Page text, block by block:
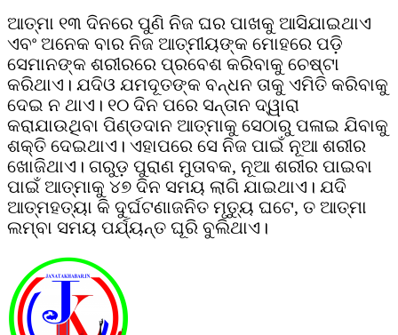
ଆତ୍ମା ୧୩ ଦିନରେ ପୁଣି ନିଜ ଘର ପାଖକୁ ଆସିଯାଇଥାଏ
ଏବଂ ଅନେକ ବାର ନିଜ ଆତ୍ମୀୟଙ୍କ ମୋହରେ ପଡ଼ି
ସେମାନଙ୍କ ଶରୀରରେ ପ୍ରବେଶ କରିବାକୁ ଚେଷ୍ଟା
କରିଥାଏ। ଯଦିଓ ଯମଦୂତଙ୍କ ବନ୍ଧନ ତାକୁ ଏମିତି କରିବାକୁ
ଦେଇ ନ ଥାଏ। ୧୦ ଦିନ ପରେ ସନ୍ତାନ ଦ୍ୱାରା
କରାଯାଉଥିବା ପିଣ୍ଡଦାନ ଆତ୍ମାକୁ ସେଠାରୁ ପଳାଇ ଯିବାକୁ
ଶକ୍ତି ଦେଇଥାଏ। ଏହାପରେ ସେ ନିଜ ପାଇଁ ନୂଆ ଶରୀର
ଖୋଜିଥାଏ। ଗରୁଡ଼ ପୁରାଣ ମୁତାବକ, ନୂଆ ଶରୀର ପାଇବା
ପାଇଁ ଆତ୍ମାକୁ ୪୭ ଦିନ ସମୟ ଲାଗି ଯାଇଥାଏ। ଯଦି
ଆତ୍ମହତ୍ୟା କି ଦୁର୍ଘଟଣାଜନିତ ମୃତ୍ୟୁ ଘଟେ, ତ ଆତ୍ମା
ଲମ୍ବା ସମୟ ପର୍ଯ୍ୟନ୍ତ ଘୂରି ବୁଲିଥାଏ।